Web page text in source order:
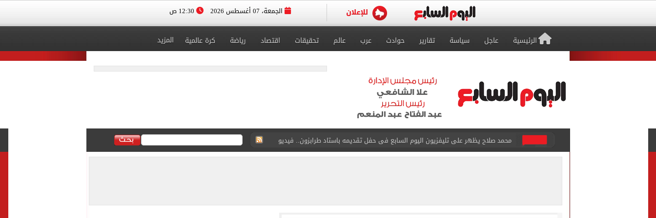
الجمعة، 07 أغسطس 2026
الرئيسية عاجل سياسة تقارير حوادث عرب عالم تحقيقات اقتصاد رياضة كرة عالمية المزيد
محمد صلاح يظهر على تليفزيون اليوم السابع فى حفل تقديمه باستاد طرابزون.. فيديو
أسعار الذهب في مصر تتراجع.. وعيار 21 يسجل هذا الرقم
محمد هنيدي فى رسالة مؤثرة بعد وفاة شقيقه: إمبارح فقدت أخ وكان حواليا ألف أخ